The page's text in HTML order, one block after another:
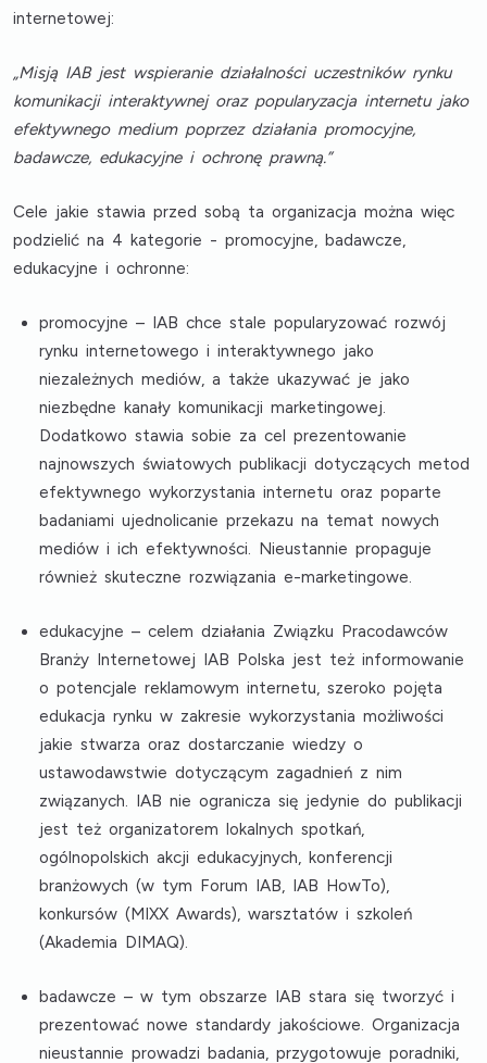
internetowej:
„Misją IAB jestwspieranie działalnościuczestników rynku
komunikacji interaktywnej oraz popularyzacja internetu jako
efektywnego medium poprzez działania promocyjne,
badawcze, edukacyjne i ochronę prawną.”
Cele jakie stawia przed sobą ta organizacja można więc
podzielić na 4 kategorie - promocyjne, badawcze,
edukacyjne i ochronne:
promocyjne – IAB chce stale popularyzować rozwój
rynku internetowego i interaktywnego jako
niezależnych mediów, a także ukazywać je jako
niezbędne kanały komunikacji marketingowej.
Dodatkowo stawia sobie za cel prezentowanie
najnowszych światowych publikacji dotyczących metod
efektywnego wykorzystania internetu oraz poparte
badaniami ujednolicanie przekazu na temat nowych
mediów i ich efektywności. Nieustannie propaguje
również skuteczne rozwiązania e-marketingowe.
edukacyjne – celem działania Związku Pracodawców
Branży Internetowej IAB Polska jest też informowanie
o potencjale reklamowym internetu, szeroko pojęta
edukacja rynku w zakresie wykorzystania możliwości
jakie stwarza oraz dostarczanie wiedzy o
ustawodawstwie dotyczącym zagadnień z nim
związanych. IAB nie ogranicza się jedynie do publikacji
jest też organizatorem lokalnych spotkań,
ogólnopolskich akcji edukacyjnych, konferencji
branżowych (w tym Forum IAB, IAB HowTo),
konkursów (MIXX Awards), warsztatów i szkoleń
(Akademia DIMAQ).
badawcze – w tym obszarze IAB stara się tworzyć i
prezentować nowe standardy jakościowe. Organizacja
nieustannie prowadzi badania, przygotowuje poradniki,